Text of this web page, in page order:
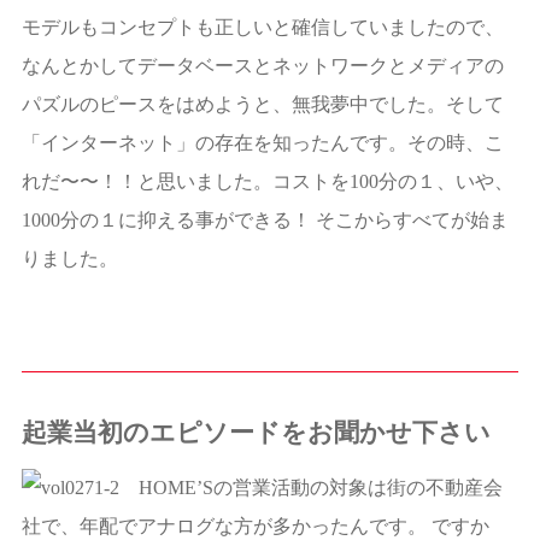
モデルもコンセプトも正しいと確信していましたので、
なんとかしてデータベースとネットワークとメディアの
パズルのピースをはめようと、無我夢中でした。そして
「インターネット」の存在を知ったんです。その時、こ
れだ〜〜！！と思いました。コストを100分の１、いや、
1000分の１に抑える事ができる！ そこからすべてが始ま
りました。
起業当初のエピソードをお聞かせ下さい
HOME’Sの営業活動の対象は街の不動産会
社で、年配でアナログな方が多かったんです。 ですか